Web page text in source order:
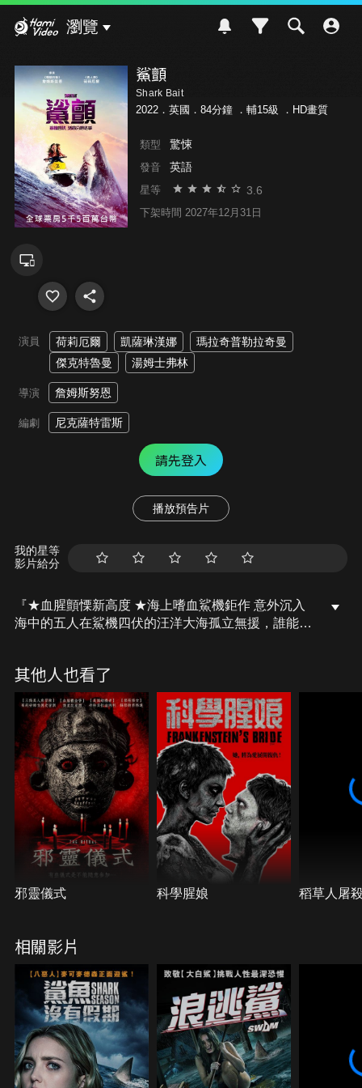
瀏覽
鯊顫
Shark Bait
2022．英國．84分鐘 ． 輔15級 ．HD畫質
類型 驚悚
發音 英語
星等 3.6
下架時間 2027年12月31日
演員 荷莉厄爾 凱薩琳漢娜
瑪拉奇普勒拉奇曼
傑克特魯曼
湯姆士弗林
導演 詹姆斯努恩
編劇 尼克薩特雷斯
請先登入
播放預告片
我的星等
影片給分
『★血腥顫慄新高度 ★海上嗜血鯊機鉅作 意外沉入
海中的五人在鯊機四伏的汪洋大海孤立無援，誰能死
意外相撞，導致一台沉入海中，另一台故障，還讓一
名友人身負重傷。受困在海中央的五人驚覺身旁有嗜
血狂鯊，孤立無援的他們驚慌失措卻又無處可逃，僅
靠著一台破損的海上摩托車，究竟該如何脫困？誰又
能逃出生天？
其他人也看了
邪靈儀式 科學腥娘 稻草人屠
相關影片